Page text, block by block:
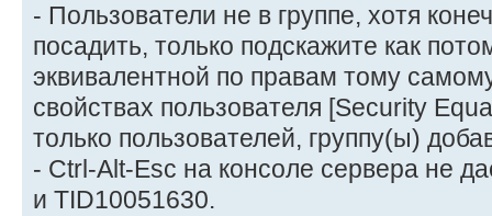
- Пользователи не в группе, хотя
посадить, только подскажите как
эквивалентной по правам тому
свойствах пользователя [Security
только пользователей, группу(ы)
- Ctrl-Alt-Esc на консоле сервера не
и TID10051630.